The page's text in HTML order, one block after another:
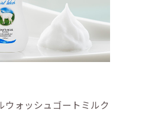
ウォッシュゴートミルク